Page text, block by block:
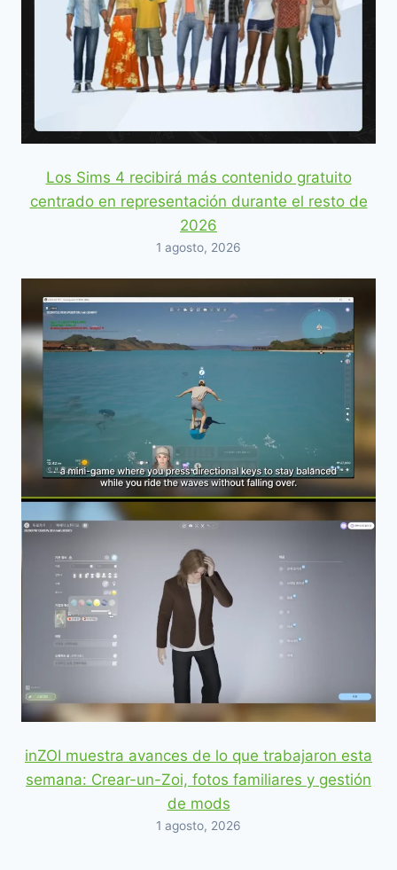
Los Sims 4 recibirá más contenido gratuito
centrado en representación durante el resto de
2026
1 agosto, 2026
inZOI muestra avances de lo que trabajaron esta
semana: Crear-un-Zoi, fotos familiares y gestión
de mods
1 agosto, 2026